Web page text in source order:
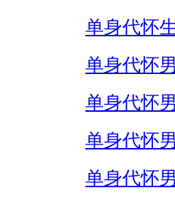
单身代怀
单身代怀
单身代怀
单身代怀
单身代怀